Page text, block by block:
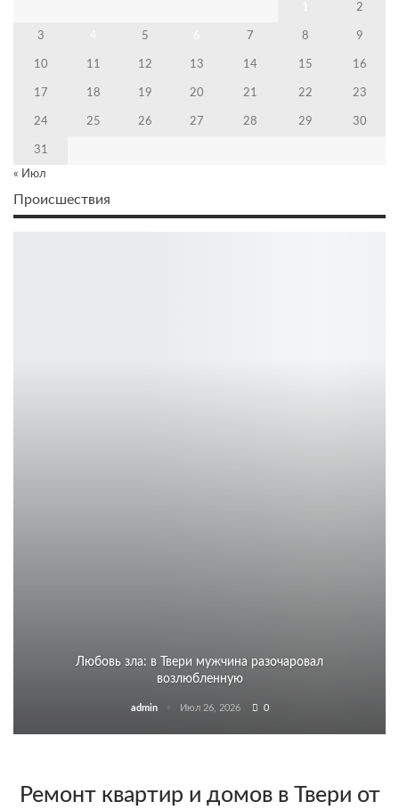
2
3 5 7 8 9
10 11 12 13 14 15 16
17 18 19 20 21 22 23
24 25 26 27 28 29 30
31
« Июл
Происшествия
Любовь зла: в Твери мужчина разочаровал
возлюбленную
admin Июл 26, 2026 0
Ремонт квартир и домов в Твери от